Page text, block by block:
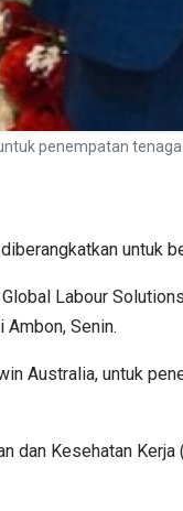
penempatan
untuk
Labour
Senin.
Australia, untuk
dan Kesehatan